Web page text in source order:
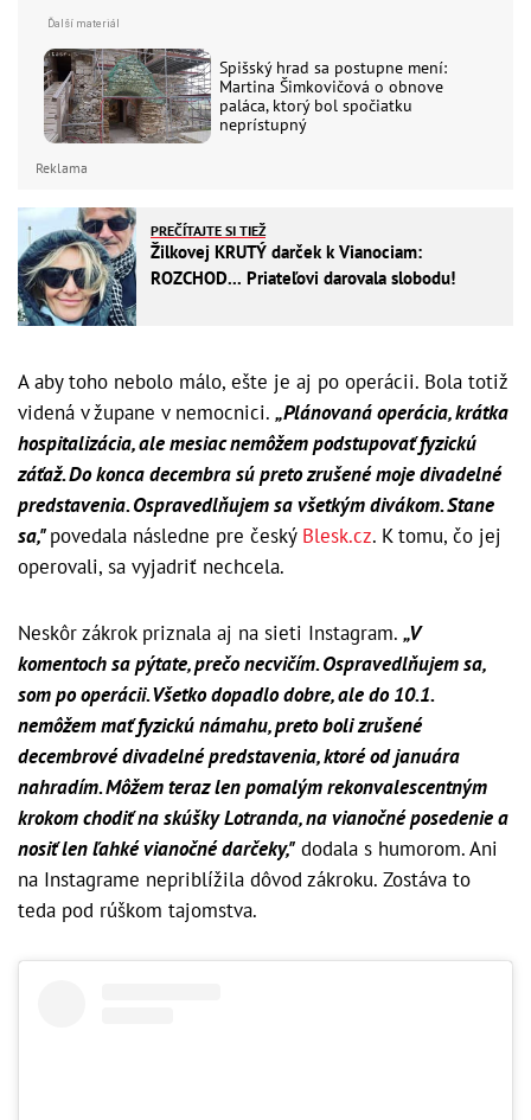
Spišský hrad sa postupne mení:
Martina Šimkovičová o obnove
paláca, ktorý bol spočiatku
neprístupný
Reklama
PREČÍTAJTE SI TIEŽ
Žilkovej KRUTÝ darček k Vianociam:
ROZCHOD... Priateľovi darovala slobodu!
A aby toho nebolo málo, ešte je aj po operácii. Bola totiž
videná v župane v nemocnici. „Plánovaná operácia, krátka
hospitalizácia, ale mesiac nemôžem podstupovať fyzickú
záťaž. Do konca decembra sú preto zrušené moje divadelné
predstavenia. Ospravedlňujem sa všetkým divákom. Stane
sa,"povedala následne pre český Blesk.cz. K tomu, čo jej
operovali, sa vyjadriť nechcela.
Neskôr zákrok priznala aj na sieti Instagram. „V
komentoch sa pýtate, prečo necvičím. Ospravedlňujem sa,
som po operácii. Všetko dopadlo dobre, ale do 10.1.
nemôžem mať fyzickú námahu, preto boli zrušené
decembrové divadelné predstavenia, ktoré od januára
nahradím. Môžem teraz len pomalým rekonvalescentným
krokom chodiť na skúšky Lotranda, na vianočné posedenie a
nosiť len ľahké vianočné darčeky," dodala s humorom. Ani
na Instagrame nepriblížila dôvod zákroku. Zostáva to
teda pod rúškom tajomstva.